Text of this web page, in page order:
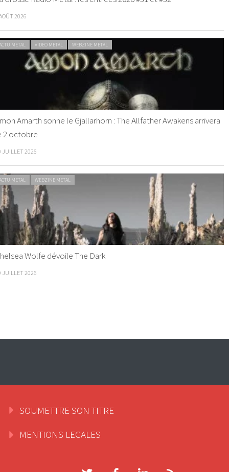
2026
METAL VIDEO METAL WEBZINE METAL
Amarth sonne le Gjallarhorn : The Allfather Awakens arrivera
2 octobre
JUILLET 2026
METAL WEBZINE METAL
Wolfe dévoile The Dark
JUILLET 2026
SOUMETTRE SON TITRE
MENTIONS LEGALES